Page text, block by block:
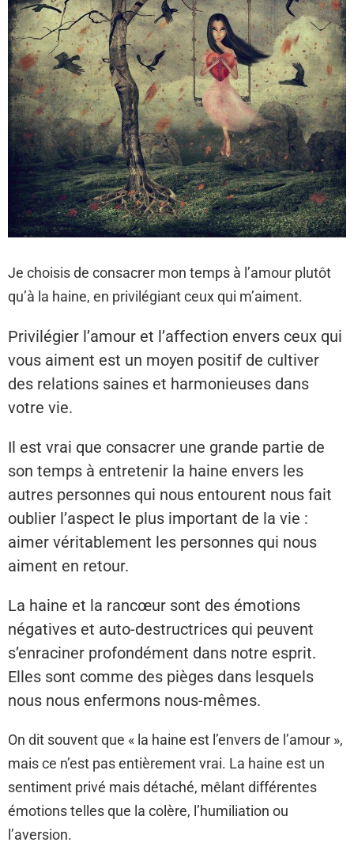
Je choisis de consacrer mon temps à l’amour plutôt
qu’à la haine, en privilégiant ceux qui m’aiment.
Privilégier l’amour et l’affection envers ceux qui
vous aiment est un moyen positif de cultiver
des relations saines et harmonieuses dans
votre vie.
Il est vrai que consacrer une grande partie de
son temps à entretenir la haine envers les
autres personnes qui nous entourent nous fait
oublier l’aspect le plus important de la vie :
aimer véritablement les personnes qui nous
aiment en retour.
La haine et la rancœur sont des émotions
négatives et auto-destructrices qui peuvent
s’enraciner profondément dans notre esprit.
Elles sont comme des pièges dans lesquels
nous nous enfermons nous-mêmes.
On dit souvent que « la haine est l’envers de l’amour »,
mais ce n’est pas entièrement vrai. La haine est un
sentiment privé mais détaché, mêlant différentes
émotions telles que la colère, l’humiliation ou
l’aversion.